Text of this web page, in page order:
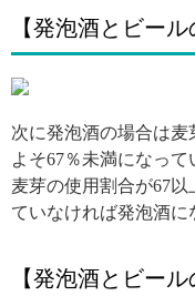
【発泡酒とビー
引用: https://i.pinimg.com/564x/80/19/
次に発泡酒の場合は
よそ67％未満になっ
麦芽の使用割合が67
ていなければ発泡酒に
【発泡酒とビー